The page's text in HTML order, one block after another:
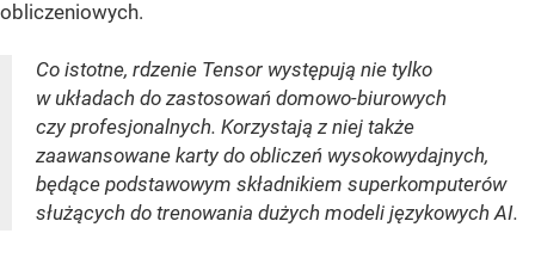
obliczeniowych.
Co istotne, rdzenie Tensor występują nie tylko
w układach do zastosowań domowo-biurowych
czy profesjonalnych. Korzystają z niej także
zaawansowane karty do obliczeń wysokowydajnych,
będące podstawowym składnikiem superkomputerów
służących do trenowania dużych modeli językowych AI.